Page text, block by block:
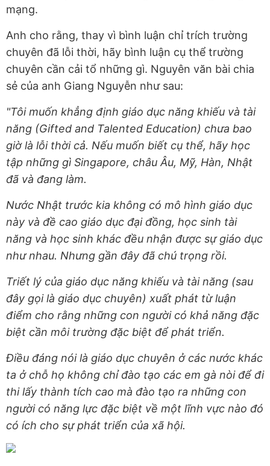
mạng.
Anh cho rằng, thay vì bình luận chỉ trích trường
chuyên đã lỗi thời, hãy bình luận cụ thể trường
chuyên cần cải tổ những gì. Nguyên văn bài chia
sẻ của anh Giang Nguyễn như sau:
"Tôi muốn khẳng định giáo dục năng khiếu và tài
năng (Gifted and Talented Education) chưa bao
giờ là lỗi thời cả. Nếu muốn biết cụ thể, hãy học
tập những gì Singapore, châu Âu, Mỹ, Hàn, Nhật
đã và đang làm.
Nước Nhật trước kia không có mô hình giáo dục
này và đề cao giáo dục đại đồng, học sinh tài
năng và học sinh khác đều nhận được sự giáo dục
như nhau. Nhưng gần đây đã chú trọng rồi.
Triết lý của giáo dục năng khiếu và tài năng (sau
đây gọi là giáo dục chuyên) xuất phát từ luận
điểm cho rằng những con người có khả năng đặc
biệt cần môi trường đặc biệt để phát triển.
Điều đáng nói là giáo dục chuyên ở các nước khác
ta ở chỗ họ không chỉ đào tạo các em gà nòi để đi
thi lấy thành tích cao mà đào tạo ra những con
người có năng lực đặc biệt về một lĩnh vực nào đó
có ích cho sự phát triển của xã hội.